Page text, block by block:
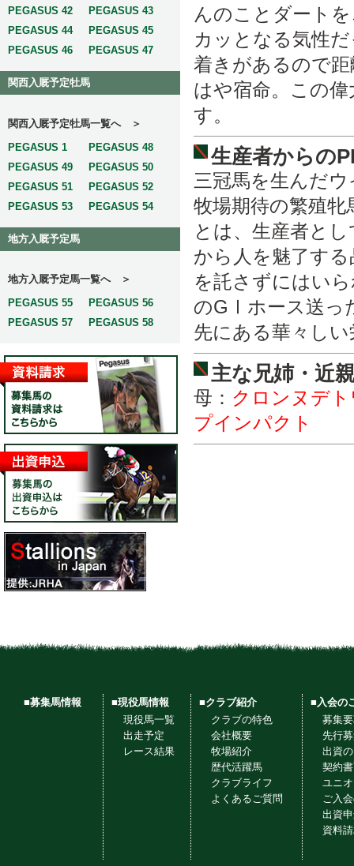
PEGASUS 42
PEGASUS 43
PEGASUS 44
PEGASUS 45
PEGASUS 46
PEGASUS 47
関西入厩予定牡馬
関西入厩予定牡馬一覧へ ＞
PEGASUS 1
PEGASUS 48
PEGASUS 49
PEGASUS 50
PEGASUS 51
PEGASUS 52
PEGASUS 53
PEGASUS 54
地方入厩予定馬
地方入厩予定馬一覧へ ＞
PEGASUS 55
PEGASUS 56
PEGASUS 57
PEGASUS 58
んのことダート
カッとなる気性
着きがあるので
はや宿命。この
す。
生産者からの
三冠馬を生んだ
牧場期待の繁殖
とは、生産者と
から人を魅了す
を託さずにはい
のGⅠホース送っ
先にある華々し
主な兄姉・近
母： クロンヌデ
プインパクト
■募集馬情報
■現役馬情報
現役馬一覧
出走予定
レース結果
■クラブ紹介
クラブの特色
会社概要
牧場紹介
歴代活躍馬
クラブライフ
よくあるご質問
■入会の
募集
先行
出資
契約
ユニ
ご入
出資
資料